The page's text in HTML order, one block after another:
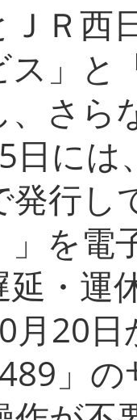
Ｒ西
ス」
、さら
日に
発行し
」を電
・運
月20
」